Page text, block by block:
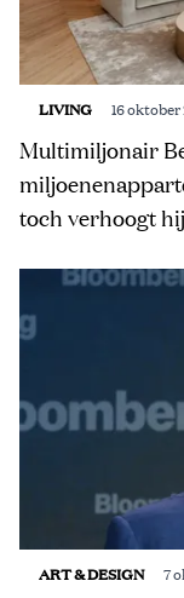
LIVING 16 oktober
Multimiljonair
toch verhoogt
ART & DESIGN 7